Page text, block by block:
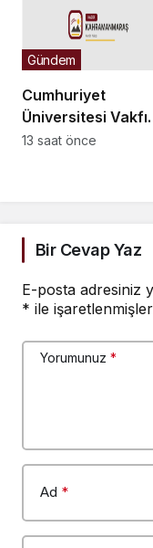
Cumhuriyet
Üniversitesi Vakfı
Okulları
Gündem
13 saat önce
Bir Cevap Yaz
E-posta adresiniz
* ile
Yorumunuz *
Ad *